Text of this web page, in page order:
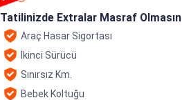
Tatilinizde Extralar Masraf Olmasın
Araç Hasar Sigortası
İkinci Sürücü
Sınırsız Km.
Bebek Koltuğu